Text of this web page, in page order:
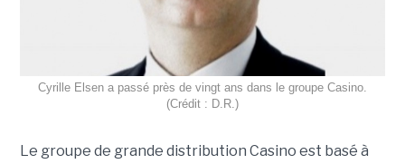
Cyrille Elsen a passé près de vingt ans dans le groupe Casino.
(Crédit : D.R.)
Le groupe de grande distribution Casino est basé à